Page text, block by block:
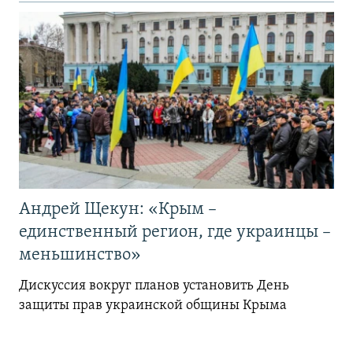
Андрей Щекун: «Крым –
единственный регион, где украинцы –
меньшинство»
Дискуссия вокруг планов установить День
защиты прав украинской общины Крыма